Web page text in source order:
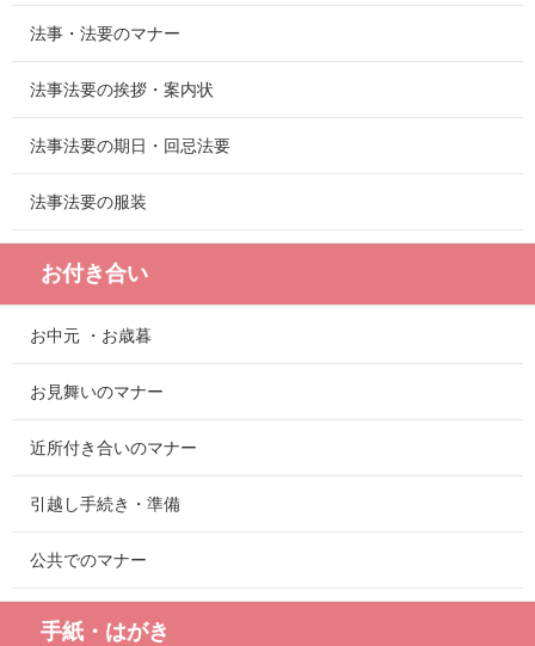
法事・法要のマナー
法事法要の挨拶・案内状
法事法要の期日・回忌法要
法事法要の服装
お付き合い
お中元 ・お歳暮
お見舞いのマナー
近所付き合いのマナー
引越し手続き・準備
公共でのマナー
手紙・はがき